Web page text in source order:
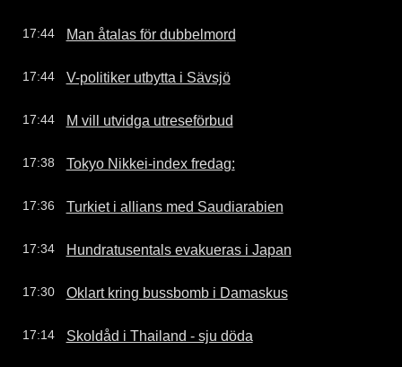
17:44 Man åtalas för dubbelmord
17:44 V-politiker utbytta i Sävsjö
17:44 M vill utvidga utreseförbud
17:38 Tokyo Nikkei-index fredag:
17:36 Turkiet i allians med Saudiarabien
17:34 Hundratusentals evakueras i Japan
17:30 Oklart kring bussbomb i Damaskus
17:14 Skoldåd i Thailand - sju döda